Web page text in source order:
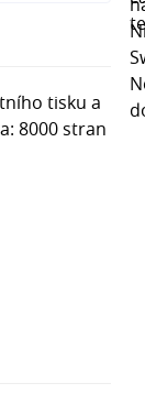
tisku a
8000 stran